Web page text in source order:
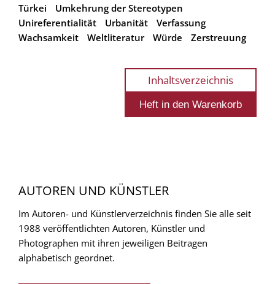
Türkei
Umkehrung der Stereotypen
Unireferentialität
Urbanität
Verfassung
Wachsamkeit
Weltliteratur Würde Zerstreuung
Inhaltsverzeichnis
AUTOREN UND KÜNSTLER
Im Autoren- und Künstlerverzeichnis finden Sie alle seit
1988 veröffentlichten Autoren, Künstler und
Photographen mit ihren jeweiligen Beitragen
alphabetisch geordnet.